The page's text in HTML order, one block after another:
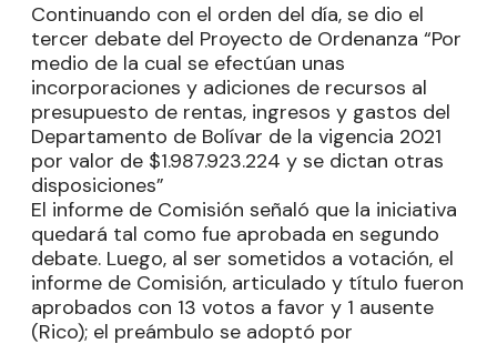
Continuando con el orden del día, se dio el
tercer debate del Proyecto de Ordenanza “Por
medio de la cual se efectúan unas
incorporaciones y adiciones de recursos al
presupuesto de rentas, ingresos y gastos del
Departamento de Bolívar de la vigencia 2021
por valor de $1.987.923.224 y se dictan otras
disposiciones”
El informe de Comisión señaló que la iniciativa
quedará tal como fue aprobada en segundo
debate. Luego, al ser sometidos a votación, el
informe de Comisión, articulado y título fueron
aprobados con 13 votos a favor y 1 ausente
(Rico); el preámbulo se adoptó por